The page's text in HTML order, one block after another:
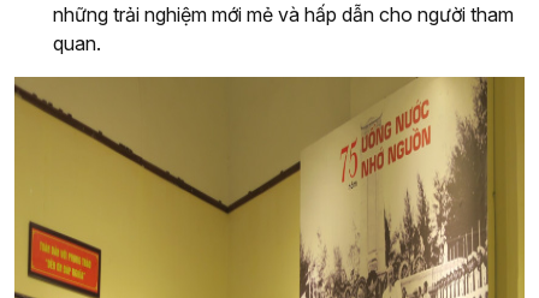
những trải nghiệm mới mẻ và hấp dẫn cho người tham
quan.